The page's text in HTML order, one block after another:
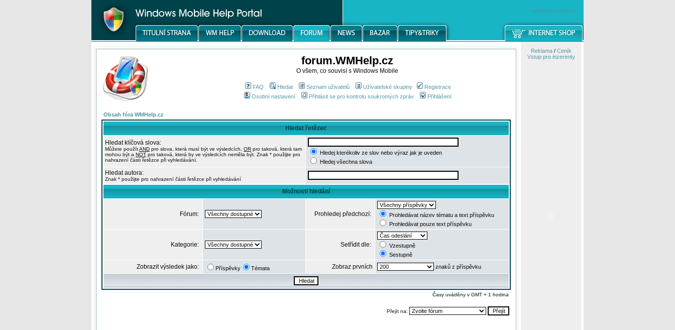
windowsmobile.cz
forum.WMHelp.cz
O všem, co souvisí s Windows Mobile
FAQ Hledat Seznam uživatelů Uživatelské skupiny
Registrace
Osobní nastavení
Přihlásit se pro kontrolu soukromých zpráv Přihlášení
Obsah fóra WMHelp.cz
Hledat řetězec
Hledat klíčová slova:
Můžete použítAND pro slova, která musí být ve výsledcích, OR pro taková, která tam
mohou být a NOT pro taková, která by ve výsledcích neměla být. Znak * použijte pro
nahrazení části řetězce při vyhledávání.
Hledej kterékoliv ze slov nebo výraz jak je uveden
Hledej všechna slova
Hledat autora:
Znak * použijte pro nahrazení části řetězce při vyhledávání
Možnosti hledání
Fórum: Prohledej předchozí:
Prohledávat název tématu a text příspěvku
Prohledávat pouze text příspěvku
Kategorie: Setřídit dle:
Vzestupně
Sestupně
Zobrazit výsledek jako: Příspěvky Témata Zobraz prvních znaků z příspěvku
Časy uváděny v GMT + 1 hodina
Přejít na:
Reklama/ Ceník
Vstup pro inzerenty